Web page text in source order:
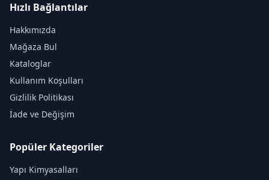
Hızlı Bağlantılar
Hakkımızda
Mağaza Bul
Kataloglar
Kullanım Koşulları
Gizlilik Politikası
İade ve Değişim
Popüler Kategoriler
Yapı Kimyasalları